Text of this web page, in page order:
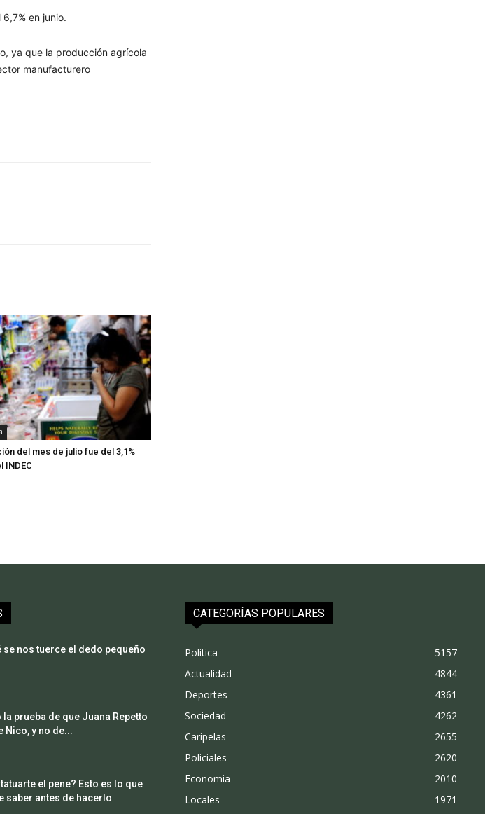
en junio.
ya que la producción agrícola
manufacturero
del mes de julio fue del 3,1%
INDEC
se nos tuerce el dedo pequeño
prueba de que Juana Repetto
Nico, y no de...
el pene? Esto es lo que
saber antes de hacerlo
CATEGORÍAS POPULARES
Politica
5157
Actualidad
4844
Deportes
4361
Sociedad
4262
Caripelas
2655
Policiales
2620
Economia
2010
Locales
1971